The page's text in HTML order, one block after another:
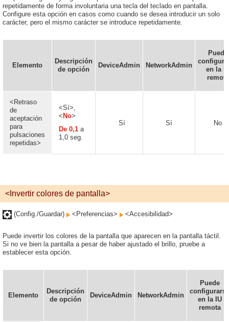
repetidamente de forma involuntaria una tecla del teclado en pantalla.
Configure esta opción en casos como cuando se desea introducir un solo
carácter, pero el mismo carácter se introduce repetidamente.
Elemento
Descripción
de opción
DeviceAdmin NetworkAdmin
Puede
en la
remota
<Retraso
de
aceptación
para
pulsaciones
repetidas>
<Sí>,
< No>
De 0,1 a
1,0 seg.
Sí Sí No
<Invertir colores de pantalla>
(Config./Guardar) <Preferencias> <Accesibilidad>
Puede invertir los colores de la pantalla que aparecen en la pantalla táctil.
Si no ve bien la pantalla a pesar de haber ajustado el brillo, pruebe a
establecer esta opción.
Elemento
Descripción
de opción
DeviceAdmin NetworkAdmin
Puede
configurarse
en la IU
remota